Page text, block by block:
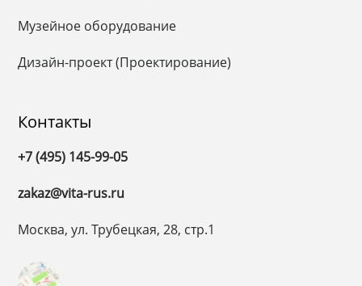
Музейное оборудование
Дизайн-проект (Проектирование)
Контакты
+7 (495) 145-99-05
zakaz@vita-rus.ru
Москва, ул. Трубецкая, 28, стр.1